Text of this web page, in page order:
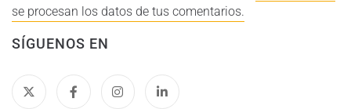
se procesan los datos de tus comentarios.
SÍGUENOS EN